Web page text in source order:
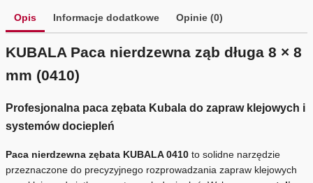
Opis Informacje dodatkowe Opinie (0)
KUBALA Paca nierdzewna ząb długa 8 × 8
mm (0410)
Profesjonalna paca zębata Kubala do zapraw klejowych i
systemów dociepleń
Paca nierdzewna zębata KUBALA 0410 to solidne narzędzie
przeznaczone do precyzyjnego rozprowadzania zapraw klejowych